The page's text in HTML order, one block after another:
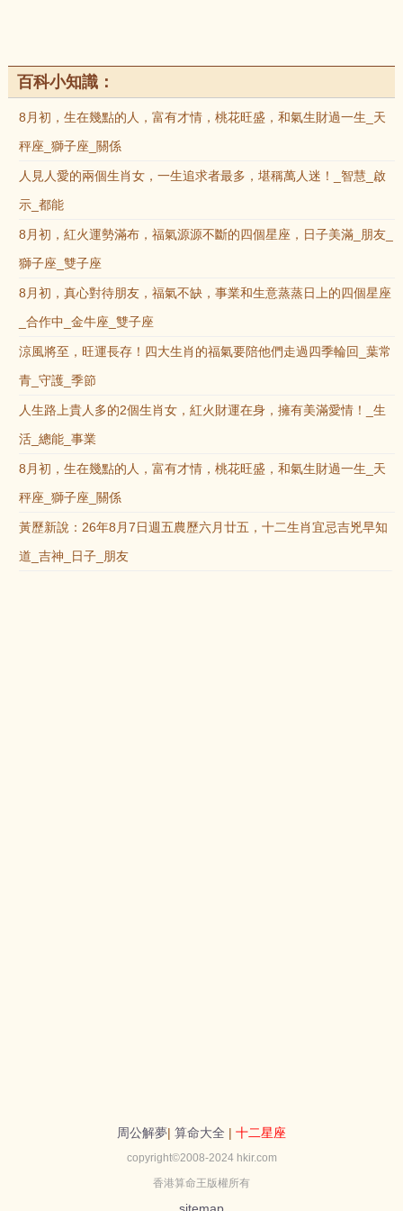
百科小知識：
8月初，生在幾點的人，富有才情，桃花旺盛，和氣生財過一生_天
秤座_獅子座_關係
人見人愛的兩個生肖女，一生追求者最多，堪稱萬人迷！_智慧_啟
示_都能
8月初，紅火運勢滿布，福氣源源不斷的四個星座，日子美滿_朋友_
獅子座_雙子座
8月初，真心對待朋友，福氣不缺，事業和生意蒸蒸日上的四個星座
_合作中_金牛座_雙子座
涼風將至，旺運長存！四大生肖的福氣要陪他們走過四季輪回_葉常
青_守護_季節
人生路上貴人多的2個生肖女，紅火財運在身，擁有美滿愛情！_生
活_總能_事業
8月初，生在幾點的人，富有才情，桃花旺盛，和氣生財過一生_天
秤座_獅子座_關係
黃歷新說：26年8月7日週五農歷六月廿五，十二生肖宜忌吉兇早知
道_吉神_日子_朋友
周公解夢| 算命大全 | 十二星座
copyright©2008-2024 hkir.com
香港算命王版權所有